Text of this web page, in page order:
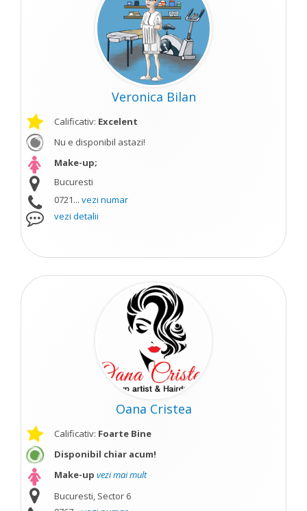
Veronica Bilan
Calificativ: Excelent
Nu e disponibil astazi!
Make-up;
Bucuresti
0721... vezi numar
vezi detalii
Oana Cristea
Calificativ: Foarte Bine
Disponibil chiar acum!
Make-up vezi mai mult
Bucuresti, Sector 6